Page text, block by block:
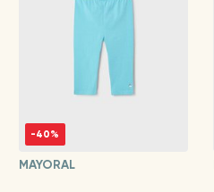
-40%
MAYORAL